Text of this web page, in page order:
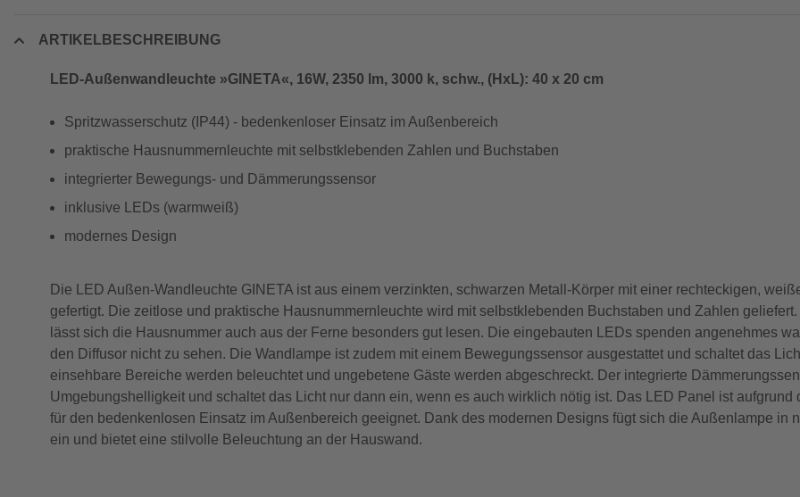
ARTIKELBESCHREIBUNG
LED-Außenwandleuchte »GINETA«, 16W, 2350 lm, 3000 k, schw., (HxL): 40 x 20 cm
Spritzwasserschutz (IP44) - bedenkenloser Einsatz im Außenbereich
praktische Hausnummernleuchte mit selbstklebenden Zahlen und Buchstaben
integrierter Bewegungs- und Dämmerungssensor
inklusive LEDs (warmweiß)
modernes Design
Die LED Außen-Wandleuchte GINETA ist aus einem verzinkten, schwarzen Metall-Körper mit einer rechteckigen,
gefertigt. Die zeitlose und praktische Hausnummernleuchte wird mit selbstklebenden Buchstaben und Zahlen
lässt sich die Hausnummer auch aus der Ferne besonders gut lesen. Die eingebauten LEDs spenden angenehmes
den Diffusor nicht zu sehen. Die Wandlampe ist zudem mit einem Bewegungssensor ausgestattet und schaltet das
einsehbare Bereiche werden beleuchtet und ungebetene Gäste werden abgeschreckt. Der integrierte
Umgebungshelligkeit und schaltet das Licht nur dann ein, wenn es auch wirklich nötig ist. Das LED Panel ist aufgrund
für den bedenkenlosen Einsatz im Außenbereich geeignet. Dank des modernen Designs fügt sich die Außenlampe in
ein und bietet eine stilvolle Beleuchtung an der Hauswand.